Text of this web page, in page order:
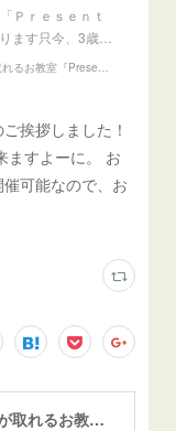
ｒｅｓｅｎｔ
ます只今、3歳…
東京 吉祥寺・練馬サロン＆オンラインで資格が取れるお教室『Presents』アイシングクッキー、練り切りアート、あんフラワー教室
挨拶しました！
ますよーに。 お
可能なので、お
初心者から1４の資格が取れるお教室「Presents」東京自宅サロン＆オンライン